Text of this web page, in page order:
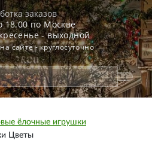
заказов
18.00 по Москве
- выходной
сайте - круглосуточно
ёлочные игрушки
Цветы